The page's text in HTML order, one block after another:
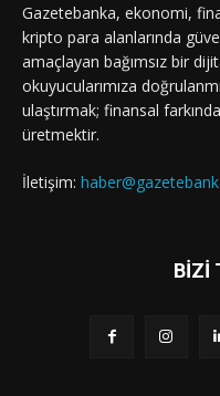
Gazetebanka, ekonomi,
kripto para alanlarında
amaçlayan bağımsız bir
okuyucularımıza
ulaştırmak; finansal
üretmektir.
İletişim:
BİZİ